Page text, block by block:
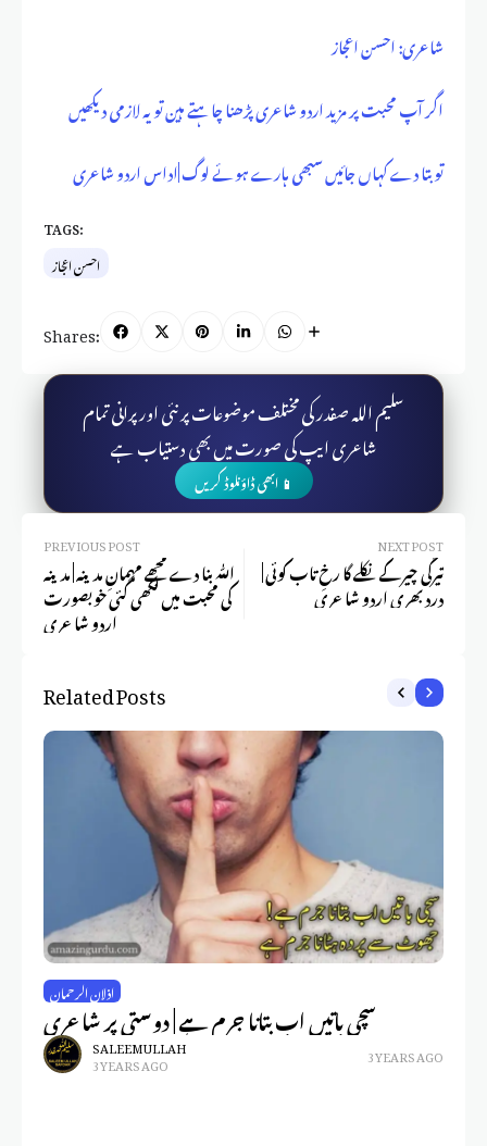
شاعری: احسن اعجاز
اگر آپ محبت پر مزید اردو شاعری پڑھنا چاہتے ہین تو یہ لازمی دیکھیں
تو بتا دے کہاں جائیں سبھی ہارے ہوئے لوگ |اداس اردو شاعری
TAGS:
احسن اعجاز
Shares:
سلیم اللہ صفدر کی مختلف موضوعات پر نئی اور پرانی تمام
شاعری ایپ کی صورت میں بھی دستیاب ہے
📱 ابھی ڈاؤنلوڈ کریں
PREVIOUS POST
اللّٰہ بنا دے مجھے مہمانِ مدینہ | مدینہ
کی محبت میں لکھی گئی خوبصورت
اردو شاعری
NEXT POST
تیرگی چیر کے نکلے گا رخِ تاب کوئی |
درد بھری اردو شاعری
Related Posts
اذلان الرحمان
سچی باتیں اب بتانا جرم ہے | دوستی پر شاعری
SALEEM ULLAH
3 YEARS AGO 3 YEARS AGO